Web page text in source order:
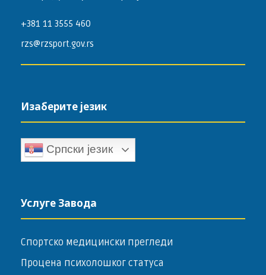
+381 11 3555 460
rzs@rzsport.gov.rs
Изаберите језик
Српски језик
Услуге Завода
Спортско медицински прегледи
Процена психолошког статуса